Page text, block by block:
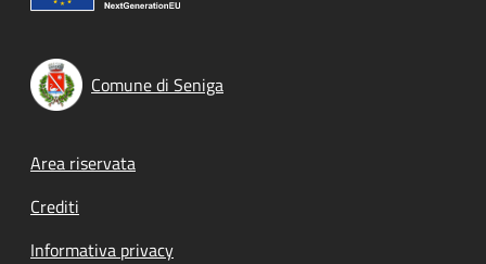
Comune di Seniga
Footer menu
Area riservata
Crediti
Informativa privacy